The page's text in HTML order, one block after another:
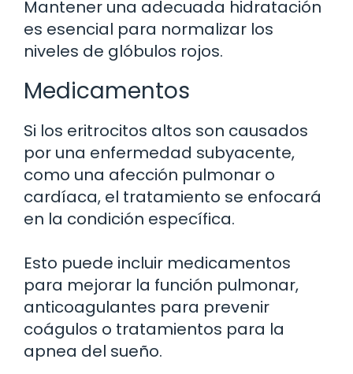
Mantener una adecuada hidratación
es esencial para normalizar los
niveles de glóbulos rojos.
Medicamentos
Si los eritrocitos altos son causados
por una enfermedad subyacente,
como una afección pulmonar o
cardíaca, el tratamiento se enfocará
en la condición específica.
Esto puede incluir medicamentos
para mejorar la función pulmonar,
anticoagulantes para prevenir
coágulos o tratamientos para la
apnea del sueño.